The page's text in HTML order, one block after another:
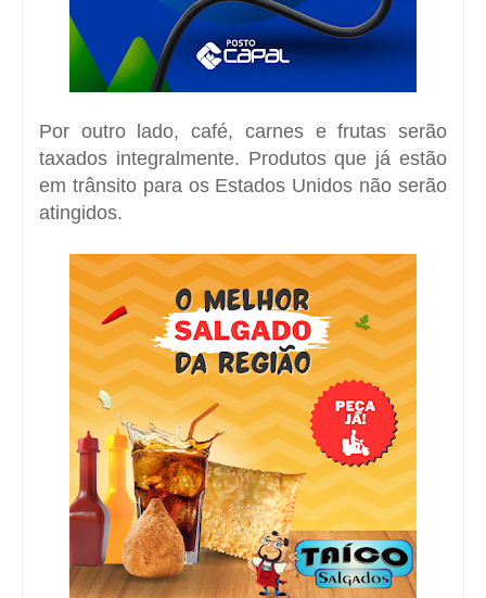
Por outro lado, café, carnes e frutas serão
taxados integralmente. Produtos que já estão
em trânsito para os Estados Unidos não serão
atingidos.